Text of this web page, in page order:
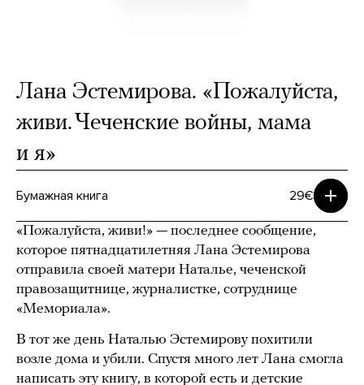
Лана Эстемирова. «Пожалуйста,
живи. Чеченские войны, мама
и я»
Бумажная книга 29€
«Пожалуйста, живи!» — последнее сообщение,
которое пятнадцатилетняя Лана Эстемирова
отправила своей матери Наталье, чеченской
правозащитнице, журналистке, сотруднице
«Мемориала».
В тот же день Наталью Эстемирову похитили
возле дома и убили. Спустя много лет Лана смогла
написать эту книгу, в которой есть и детские